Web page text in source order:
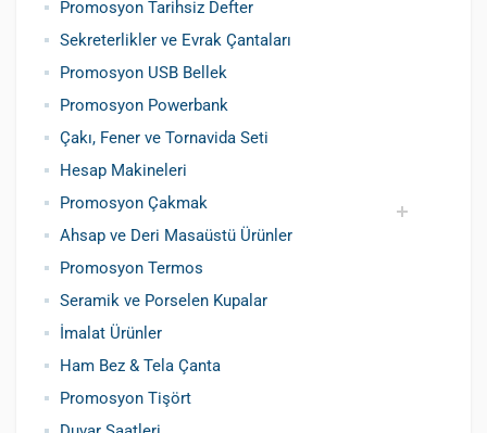
Promosyon Tarihsiz Defter
Sekreterlikler ve Evrak Çantaları
Promosyon USB Bellek
Promosyon Powerbank
Çakı, Fener ve Tornavida Seti
Hesap Makineleri
Promosyon Çakmak
Siboplu Çakmak
Manyetolu Çakmak
Ahsap ve Deri Masaüstü Ürünler
Promosyon Termos
Seramik ve Porselen Kupalar
İmalat Ürünler
Ham Bez & Tela Çanta
Promosyon Tişört